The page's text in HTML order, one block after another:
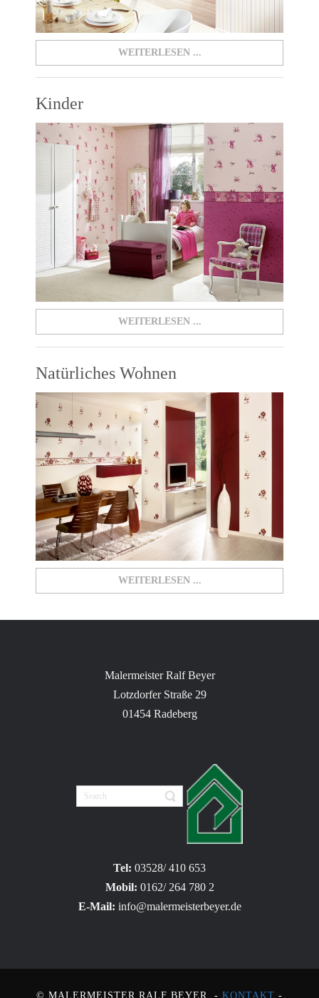
WEITERLESEN ...
Kinder
WEITERLESEN ...
Natürliches Wohnen
WEITERLESEN ...
Malermeister Ralf Beyer
Lotzdorfer Straße 29
01454 Radeberg
Tel: 03528/ 410 653
Mobil: 0162/ 264 780 2
E-Mail: info@malermeisterbeyer.de
© MALERMEISTER RALF BEYER - KONTAKT -